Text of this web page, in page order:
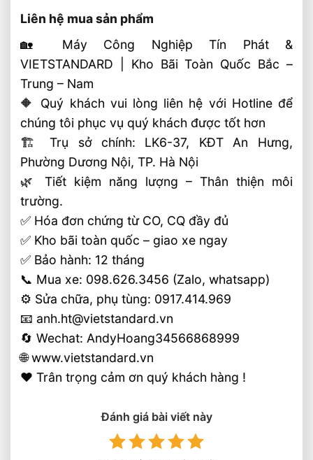
Liên hệ mua sản phẩm
🏡 Máy Công Nghiệp Tín Phát &
VIETSTANDARD | Kho Bãi Toàn Quốc Bắc –
Trung – Nam
🔶 Quý khách vui lòng liên hệ với Hotline để
chúng tôi phục vụ quý khách được tốt hơn
🏗 Trụ sở chính: LK6-37, KĐT An Hưng,
Phường Dương Nội, TP. Hà Nội
🌿 Tiết kiệm năng lượng – Thân thiện môi
trường.
✅ Hóa đơn chứng từ CO, CQ đầy đủ
✅ Kho bãi toàn quốc – giao xe ngay
✅ Bảo hành: 12 tháng
📞 Mua xe: 098.626.3456 (Zalo, whatsapp)
⚙️ Sửa chữa, phụ tùng: 0917.414.969
📧 anh.ht@vietstandard.vn
🔄 Wechat: AndyHoang34566868999
🌐 www.vietstandard.vn
❤️ Trân trọng cảm ơn quý khách hàng !
Đánh giá bài viết này